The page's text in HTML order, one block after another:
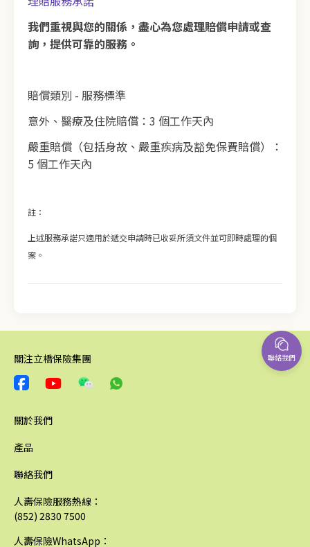
我們重視與您的關係，盡心為您處理賠償申請或查
詢，提供可靠的服務。
賠償類別 - 服務標準
意外、醫療及住院賠償：3 個工作天內
嚴重賠償（包括身故、嚴重疾病及豁免保費賠償）：
5 個工作天內
註：
上述服務承諾只適用於遞交申請時已收妥所須文件並可即時處理的個
案。
關注立橋保險集團
關於我們
產品
聯絡我們
人壽保險服務熱線：
(852) 2830 7500
人壽保險WhatsApp：
聯絡我們